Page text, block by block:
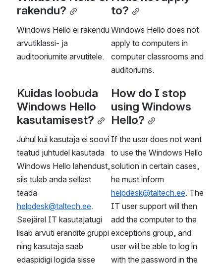
rakendu?
Windows Hello ei rakendu
arvutiklassi- ja
auditooriumite arvutitele.
to?
Windows Hello does not
apply to computers in
computer classrooms and
auditoriums.
Kuidas loobuda
Windows Hello
kasutamisest?
Juhul kui kasutaja ei soovi
teatud juhtudel kasutada
Windows Hello lahendust,
siis tuleb anda sellest
helpdesk@taltech.ee.
Seejärel IT kasutajatugi
lisab arvuti erandite gruppi
ning kasutaja saab
edaspidigi logida sisse
How do I stop
using Windows
Hello?
If the user does not want
to use the Windows Hello
solution in certain cases,
helpdesk@taltech.ee. The
IT user support will then
add the computer to the
exceptions group, and
user will be able to log in
with the password in the